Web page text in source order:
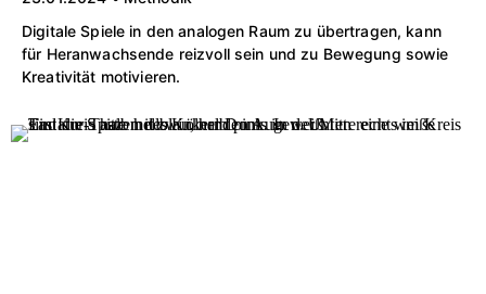
Digitale Spiele in den analogen Raum zu übertragen, kann
für Heranwachsende reizvoll sein und zu Bewegung sowie
Kreativität motivieren.